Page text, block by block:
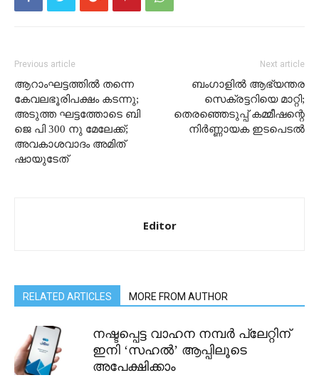
Previous article
ആറാംഘട്ടത്തില്‍ തന്നെ
കേവലഭൂരിപക്ഷം കടന്നു;
അടുത്ത ഘട്ടത്തോടെ ബി
ജെ പി 300 നു മേലേക്ക്;
അവകാശവാദം അമിത്
ഷായുടേത്
Next article
ബംഗാളിൽ ആഭ്യന്തര
സെക്രട്ടറിയെ മാറ്റി;
തെരഞ്ഞെടുപ്പ് കമ്മീഷന്റെ
നിർണ്ണായക ഇടപെടൽ
Editor
RELATED ARTICLES MORE FROM AUTHOR
നഷ്ടപ്പെട്ട വാഹന നമ്പർ പ്ലേറ്റിന്
ഇനി ‘സഹൽ’ ആപ്പിലൂടെ
അപേക്ഷിക്കാം